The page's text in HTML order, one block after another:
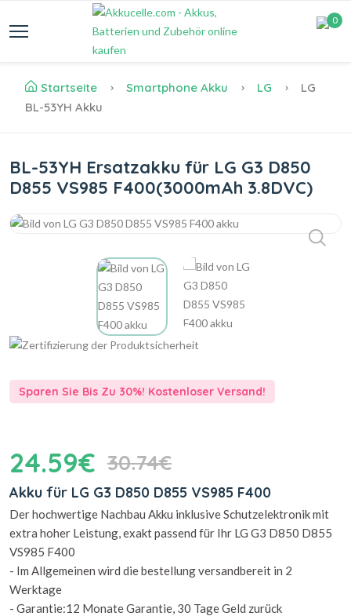
0
Startseite Smartphone Akku LG
LG
BL-53YH Akku
BL-53YH Ersatzakku für LG G3 D850
D855 VS985 F400(3000mAh 3.8DVC)
Sparen Sie Bis Zu 30%! Kostenloser Versand!
24.59€ 30.74€
Akku für LG G3 D850 D855 VS985 F400
Der hochwertige Nachbau Akku inklusive Schutzelektronik mit
extra hoher Leistung, exakt passend für Ihr LG G3 D850 D855
VS985 F400
- Im Allgemeinen wird die bestellung versandbereit in 2
Werktage
- Garantie:12 Monate Garantie, 30 Tage Geld zurück